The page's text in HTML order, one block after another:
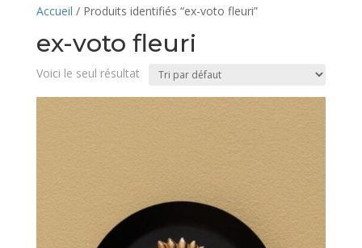
Accueil / Produits identifiés “ex-voto fleuri”
ex-voto fleuri
Voici le seul résultat